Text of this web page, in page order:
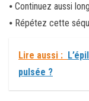
⦁ Continuez aussi
⦁ Répétez cette
Lire aussi :
pulsée ?